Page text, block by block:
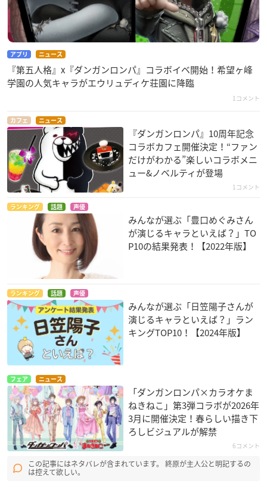
アプリ ニュース
『第五人格』x『ダンガンロンパ』コラボイベ開始！希望ヶ峰
学園の人気キャラがエウリュディケ荘園に降臨
1コメント
カフェ ニュース
『ダンガンロンパ』10周年記念
コラボカフェ開催決定！“ファン
だけがわかる”楽しいコラボメニ
ュー&ノベルティが登場
1コメント
ランキング 話題 声優
みんなが選ぶ「豊口めぐみさん
が演じるキャラといえば？」TO
P10の結果発表！【2022年版】
ランキング 話題 声優
みんなが選ぶ「日笠陽子さんが
演じるキャラといえば？」ラン
キングTOP10！【2024年版】
フェア ニュース
「ダンガンロンパ×カラオケま
ねきねこ」第3弾コラボが2026年
3月に開催決定！春らしい描き下
ろしビジュアルが解禁
6コメント
この記事にはネタバレが含まれています。 終原が主人公と明記するの
は控えて欲しい。